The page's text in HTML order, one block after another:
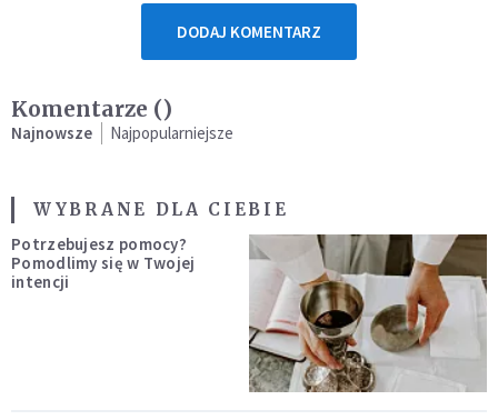
DODAJ KOMENTARZ
Komentarze ()
Najnowsze Najpopularniejsze
WYBRANE DLA CIEBIE
Potrzebujesz pomocy?
Pomodlimy się w Twojej
intencji